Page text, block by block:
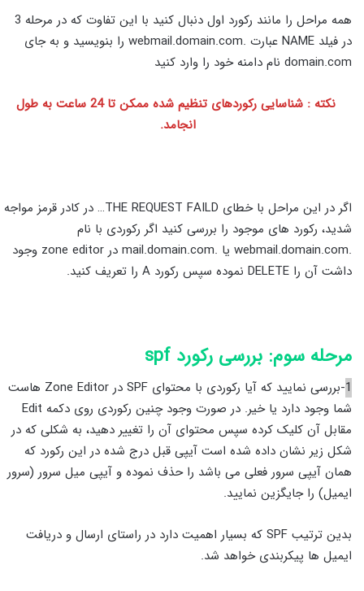
همه مراحل را مانند رکورد اول دنبال کنید با این تفاوت که در مرحله 3
در فیلد NAME عبارت .webmail.domain.com را بنویسید و به جای
domain.com نام دامنه خود را وارد کنید
نکته : شناسایی رکوردهای تنظیم شده ممکن تا 24 ساعت به طول
انجامد.
اگر در این مراحل با خطای THE REQUEST FAILD… در کادر قرمز مواجه
شدید، رکورد های موجود را بررسی کنید اگر رکوردی با نام
.webmail.domain.com یا .mail.domain.com در zone editor وجود
داشت آن را DELETE نموده سپس رکورد A را تعریف کنید.
مرحله سوم: بررسی رکورد spf
1
-بررسی نمایید که آیا رکوردی با محتوای SPF در Zone Editor هاست
شما وجود دارد یا خیر. در صورت وجود چنین رکوردی روی دکمه Edit
مقابل آن کلیک کرده سپس محتوای آن را تغییر دهید، به شکلی که در
شکل زیر نشان داده شده است آیپی قبل درج شده در این رکورد که
همان آیپی سرور فعلی می باشد را حذف نموده و آیپی میل سرور (سرور
ایمیل) را جایگزین نمایید.
بدین ترتیب SPF که بسیار اهمیت دارد در راستای ارسال و دریافت
ایمیل ها پیکربندی خواهد شد.